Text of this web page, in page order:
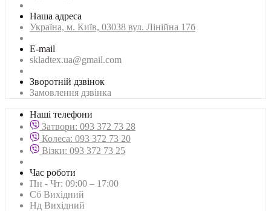
Наша адреса
Українa, м. Київ, 03038 вул. Лінійна 17б
E-mail
skladtex.ua@gmail.com
Зворотній дзвінок
Замовлення дзвінка
Наші телефони
Затвори: 093 372 73 28
Колеса: 093 372 73 20
Візки: 093 372 73 25
Час роботи
Пн - Чт: 09:00 – 17:00
Сб Вихідний
Нд Вихідний